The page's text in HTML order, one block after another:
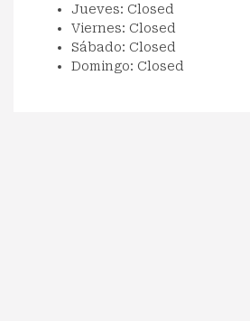
Jueves: Closed
Viernes: Closed
Sábado: Closed
Domingo: Closed